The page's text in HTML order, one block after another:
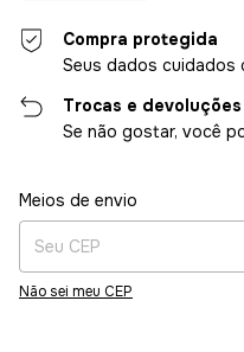
Compra protegida
Seus dados cuidados
Trocas e devoluções
Se não gostar, você
Entregas para o CEP:
Meios de envio
Não sei meu CEP